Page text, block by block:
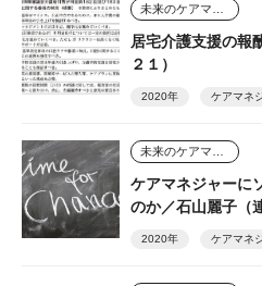
居宅介護支援の報
２１）
2020年 ケアマネ
ケアマネジャーに
のか／石山麗子（
2020年 ケアマネ